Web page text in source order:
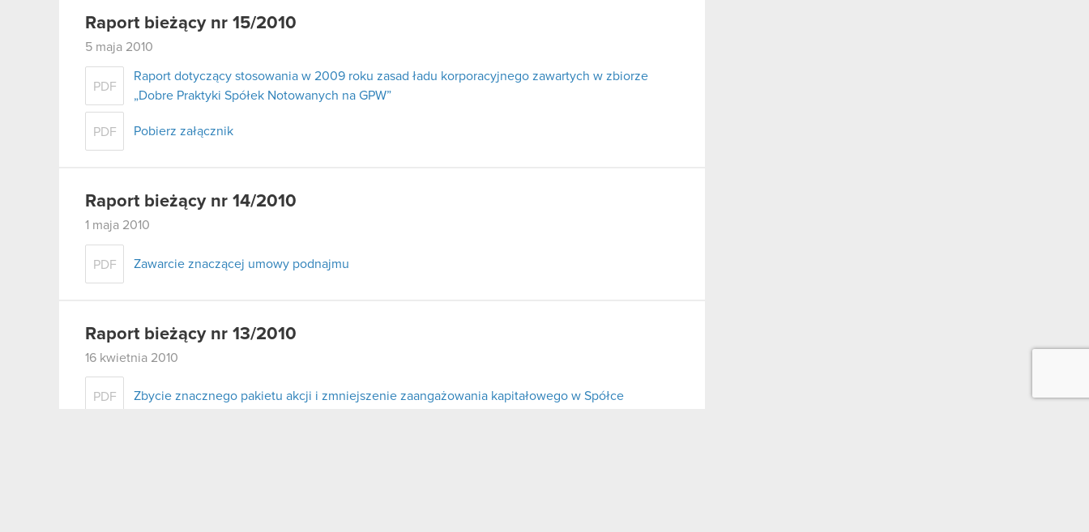
Raport bieżący nr 15/2010
5 maja 2010
PDF
Raport dotyczący stosowania w 2009 roku zasad ładu korporacyjnego zawartych w zbiorze
„Dobre Praktyki Spółek Notowanych na GPW”
PDF Pobierz załącznik
Raport bieżący nr 14/2010
1 maja 2010
PDF Zawarcie znaczącej umowy podnajmu
Raport bieżący nr 13/2010
16 kwietnia 2010
PDF Zbycie znacznego pakietu akcji i zmniejszenie zaangażowania kapitałowego w Spółce